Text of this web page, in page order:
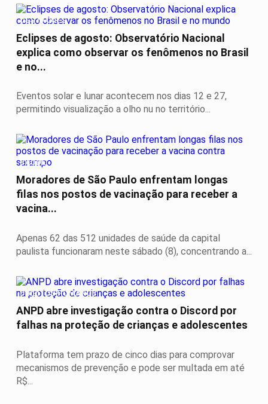
DESTAQUES
Eclipses de agosto: Observatório Nacional
explica como observar os fenômenos no Brasil
e no...
Eventos solar e lunar acontecem nos dias 12 e 27,
permitindo visualização a olho nu no território...
SAÚDE
Moradores de São Paulo enfrentam longas
filas nos postos de vacinação para receber a
vacina...
Apenas 62 das 512 unidades de saúde da capital
paulista funcionaram neste sábado (8), concentrando a...
DIREITOS HUMANOS
ANPD abre investigação contra o Discord por
falhas na proteção de crianças e adolescentes
Plataforma tem prazo de cinco dias para comprovar
mecanismos de prevenção e pode ser multada em até
R$...